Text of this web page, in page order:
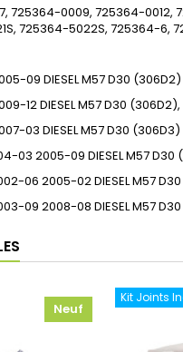
725364-0009, 725364-0012,
725364-5022S, 725364-6,
09 DIESELM57 D30 (306D2)
12DIESELM57 D30
03 DIESELM57 D30 (306D3)
03 2005-09 DIESELM57 D30
06 2005-02DIESELM57
09 2008-08 DIESELM57
Neuf
Kit Joints